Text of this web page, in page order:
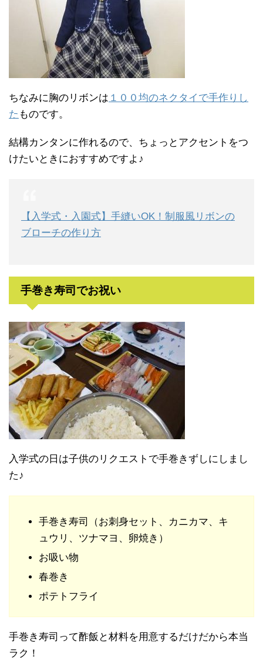
ちなみに胸のリボンは １００均のネクタイで手作りし
た ものです。
結構カンタンに作れるので、ちょっとアクセントをつ
けたいときにおすすめですよ♪
【入学式・入園式】手縫いOK！制服風リボンの
ブローチの作り方
手巻き寿司でお祝い
入学式の日は子供のリクエストで手巻きずしにしまし
た♪
手巻き寿司（お刺身セット、カニカマ、キ
ュウリ、ツナマヨ、卵焼き）
お吸い物
春巻き
ポテトフライ
手巻き寿司って酢飯と材料を用意するだけだから本当
ラク！